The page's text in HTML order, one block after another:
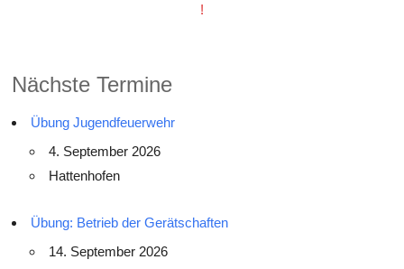
!
Nächste Termine
Übung Jugendfeuerwehr
4. September 2026
Hattenhofen
Übung: Betrieb der Gerätschaften
14. September 2026